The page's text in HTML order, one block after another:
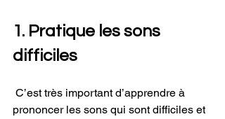
1. Pratique les sons
difficiles
prononcer les sons qui sont difficiles et